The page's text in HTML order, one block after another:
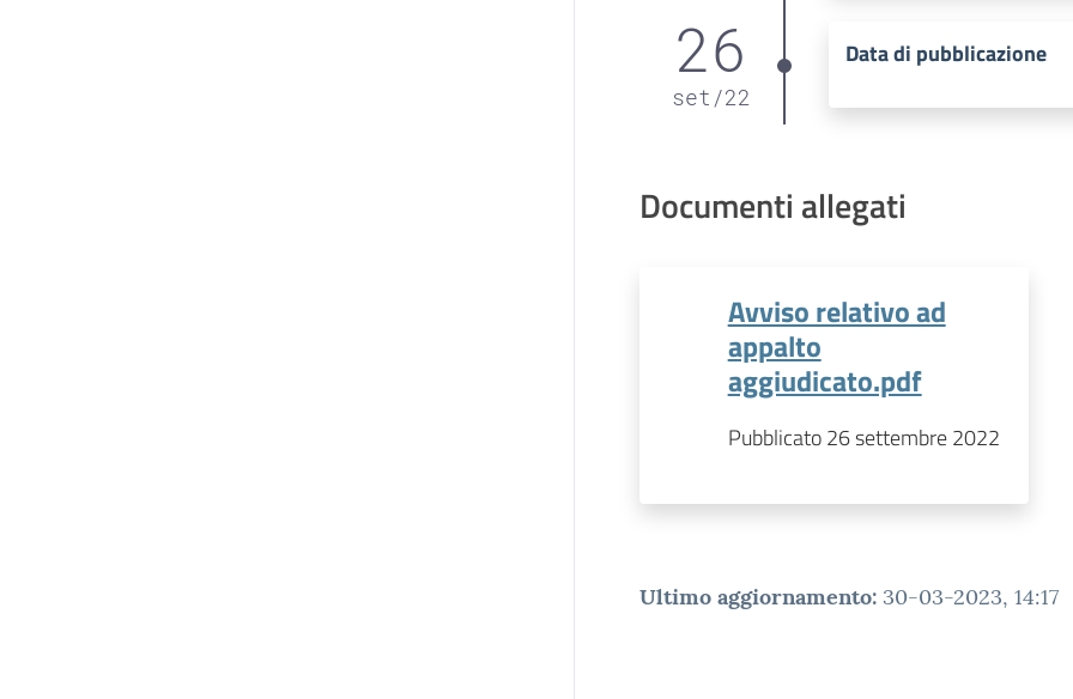
26
set /22
Data di pubblicazione
Documenti allegati
Avviso relativo ad
appalto
aggiudicato.pdf
Pubblicato 26 settembre 2022
Ultimo aggiornamento: 30-03-2023, 14:17